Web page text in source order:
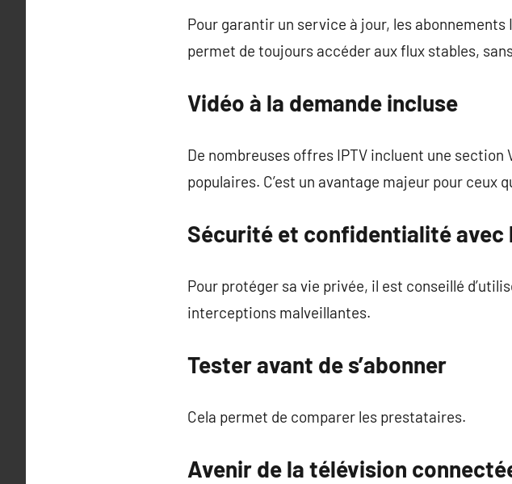
Pour garantir un service à jour, les
permet de toujours accéder aux flux stables,
Vidéo à la demande incluse
De nombreuses offres IPTV incluent une section
populaires. C’est un avantage majeur pour
Sécurité et confidentialité avec
Pour protéger sa vie privée, il est conseillé
interceptions malveillantes.
Tester avant de s’abonner
Cela permet de comparer les prestataires.
Avenir de la télévision